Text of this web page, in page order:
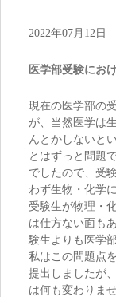
2022年07月12日
医学部受験にお
現在の医学部の
が、当然医学は
んとかしないと
とはずっと問題
でしたので、受
わず生物・化学
受験生が物理・
は仕方ない面も
験生よりも医学
私はこの問題点
提出しましたが
は何も変わりま